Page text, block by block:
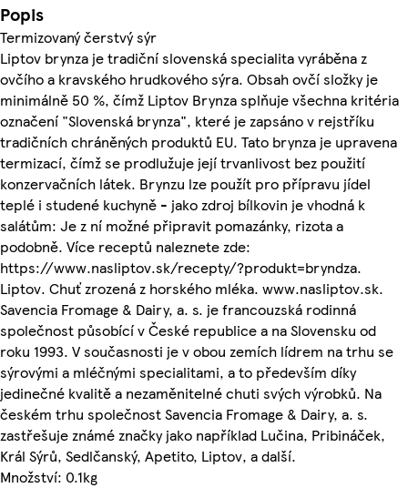
Popis
Termizovaný čerstvý sýr
Liptov brynza je tradiční slovenská specialita vyráběna z
ovčího a kravského hrudkového sýra. Obsah ovčí složky je
minimálně 50 %, čímž Liptov Brynza splňuje všechna kritéria
označení "Slovenská brynza", které je zapsáno v rejstříku
tradičních chráněných produktů EU. Tato brynza je upravena
termizací, čímž se prodlužuje její trvanlivost bez použití
konzervačních látek. Brynzu lze použít pro přípravu jídel
teplé i studené kuchyně - jako zdroj bílkovin je vhodná k
salátům: Je z ní možné připravit pomazánky, rizota a
podobně. Více receptů naleznete zde:
https://www.nasliptov.sk/recepty/?produkt=bryndza.
Liptov. Chuť zrozená z horského mléka. www.nasliptov.sk.
Savencia Fromage & Dairy, a. s. je francouzská rodinná
společnost působící v České republice a na Slovensku od
roku 1993. V současnosti je v obou zemích lídrem na trhu se
sýrovými a mléčnými specialitami, a to především díky
jedinečné kvalitě a nezaměnitelné chuti svých výrobků. Na
českém trhu společnost Savencia Fromage & Dairy, a. s.
zastřešuje známé značky jako například Lučina, Pribináček,
Král Sýrů, Sedlčanský, Apetito, Liptov, a další.
Množství: 0.1kg